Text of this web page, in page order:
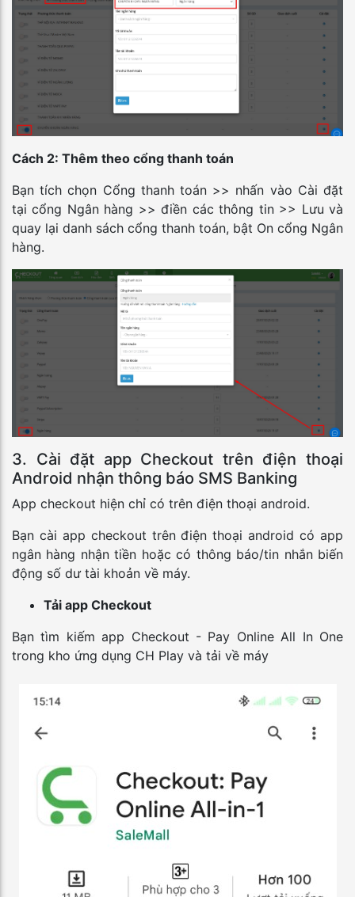
Cách 2: Thêm theo cổng thanh toán
Bạn tích chọn Cổng thanh toán >> nhấn vào Cài đặt
tại cổng Ngân hàng >> điền các thông tin >> Lưu và
quay lại danh sách cổng thanh toán, bật On cổng Ngân
hàng.
3. Cài đặt app Checkout trên điện thoại
Android nhận thông báo SMS Banking
App checkout hiện chỉ có trên điện thoại android.
Bạn cài app checkout trên điện thoại android có app
ngân hàng nhận tiền hoặc có thông báo/tin nhắn biến
động số dư tài khoản về máy.
Tải app Checkout
Bạn tìm kiếm app Checkout - Pay Online All In One
trong kho ứng dụng CH Play và tải về máy